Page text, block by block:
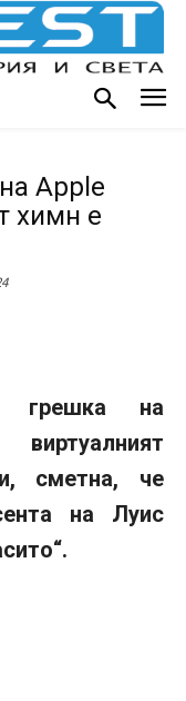
Apple
химн е
грешка на
сметна, че
на Луис